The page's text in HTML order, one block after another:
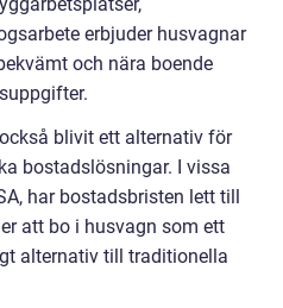
erbjuder husvagnar
och nära boende
blivit ett alternativ för
bostadslösningar. I vissa
har bostadsbristen lett till
att bo i husvagn som ett
alternativ till traditionella